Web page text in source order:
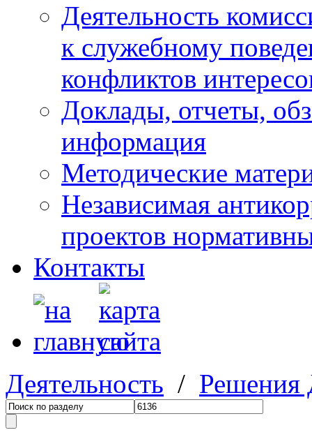
Деятельность
к служебному
конфликтов
Доклады, отчеты,
информация
Методические
Независимая
проектов
Контакты
Деятельность /